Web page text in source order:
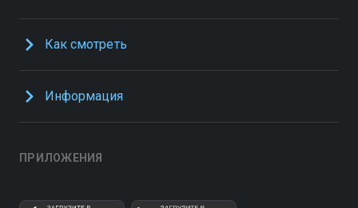
Как смотреть
Информация
ПРИЛОЖЕНИЯ